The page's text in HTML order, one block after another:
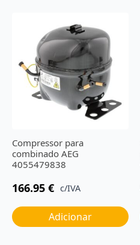
Compressor para
combinado AEG
4055479838
166.95 € c/IVA
Adicionar